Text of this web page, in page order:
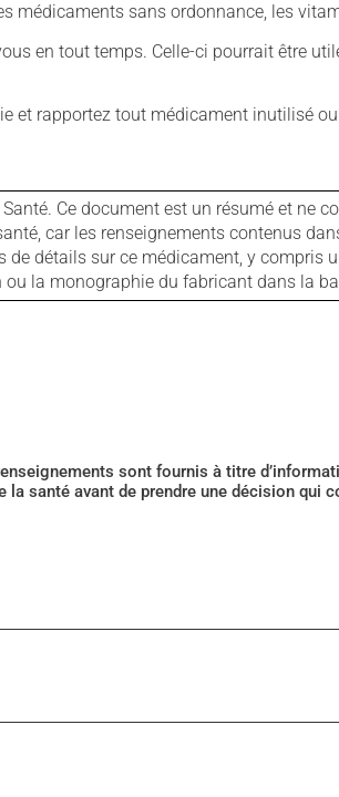
médicaments sans ordonnance, les
en tout temps. Celle-ci pourrait être
et rapportez tout médicament inutilisé
Ce document est un résumé et ne
car les renseignements contenus
détails sur ce médicament, y compris
la monographie du fabricant dans la
sont fournis à titre
santé avant de prendre une décision qui